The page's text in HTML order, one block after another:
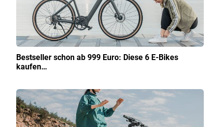
Bestseller schon ab 999 Euro: Diese 6 E-Bikes
kaufen…